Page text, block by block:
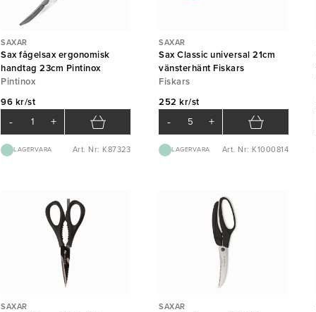
SAXAR
Sax fågelsax ergonomisk
handtag 23cm Pintinox
Pintinox
96 kr/st
- +
LAGERVARA Art. Nr: K87323
SAXAR
Sax Classic universal 21cm
vänsterhänt Fiskars
Fiskars
252 kr/st
- +
LAGERVARA Art. Nr: K1000814
SAXAR SAXAR